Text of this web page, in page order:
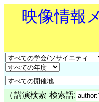
映像情報
（ 講演検索 検索語: